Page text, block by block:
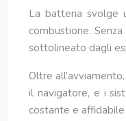
La batteria svolge
combustione.
sottolineato dagli
Oltre
il navigatore, e i
costante e